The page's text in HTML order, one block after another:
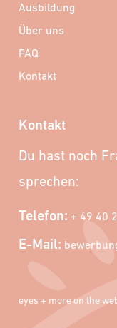
Ausbildung
Über uns
FAQ
Kontakt
Kontakt
Du hast noch
sprechen:
Telefon: + 49 40
E-Mail:
eyes + more on the